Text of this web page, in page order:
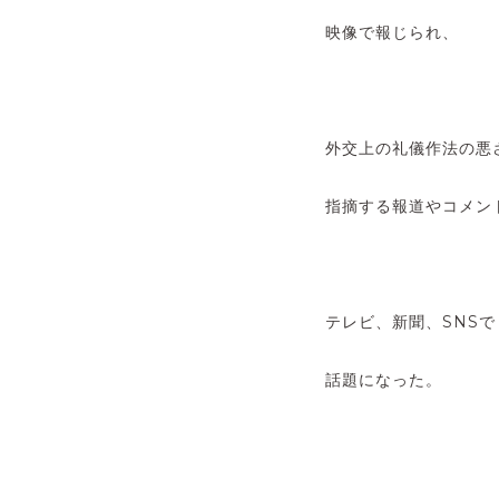
映像で報じられ、
外交上の礼儀作法の悪
指摘する報道やコメン
テレビ、新聞、SNSで
話題になった。